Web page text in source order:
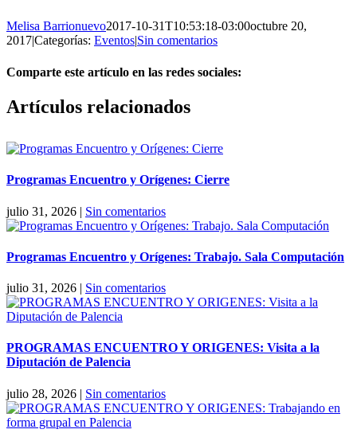
Melisa Barrionuevo2017-10-31T10:53:18-03:00octubre 20,
2017|Categorías: Eventos|Sin comentarios
Comparte este artículo en las redes sociales:
Facebook
X
Reddit
LinkedIn
Pinterest
Vk
Artículos relacionados
Programas Encuentro y Orígenes: Cierre
julio 31, 2026 | Sin comentarios
Programas Encuentro y Orígenes: Trabajo. Sala Computación
julio 31, 2026 | Sin comentarios
PROGRAMAS ENCUENTRO Y ORIGENES: Visita a la
Diputación de Palencia
julio 28, 2026 | Sin comentarios